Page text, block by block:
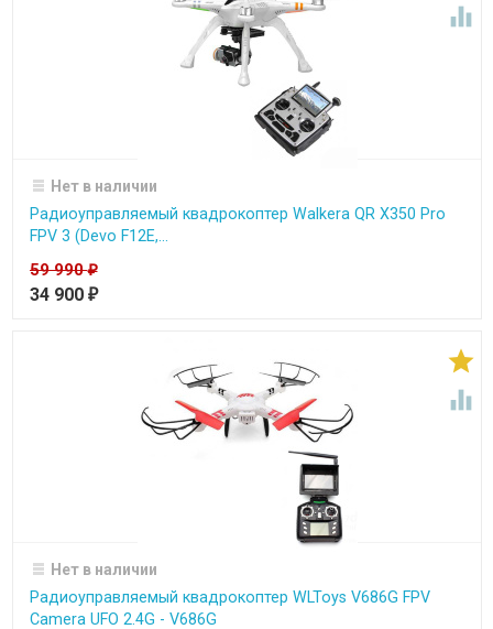

Нет в наличии
Радиоуправляемый квадрокоптер Walkera QR X350 Pro
FPV 3 (Devo F12E,...
59 990₽
34 900 ₽


Нет в наличии
Радиоуправляемый квадрокоптер WLToys V686G FPV
Camera UFO 2.4G - V686G